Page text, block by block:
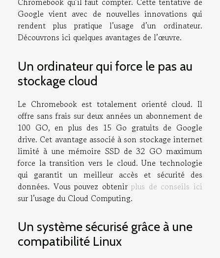
Google vient avec de nouvelles innovations qui
rendent plus pratique l’usage d’un ordinateur.
Découvrons ici quelques avantages de l’œuvre.
Un ordinateur qui force le pas au
stockage cloud
Le Chromebook est totalement orienté cloud. Il
offre sans frais sur deux années un abonnement de
100 GO, en plus des 15 Go gratuits de Google
drive. Cet avantage associé à son stockage internet
limité à une mémoire SSD de 32 GO maximum
force la transition vers le cloud. Une technologie
qui garantit un meilleur accès et sécurité des
données. Vous pouvez obtenirplus de conseils ici
sur l’usage du Cloud Computing.
Un système sécurisé grâce à une
compatibilité Linux